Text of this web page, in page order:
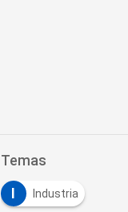
Temas
Industria